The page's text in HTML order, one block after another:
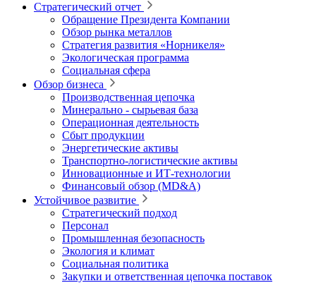
Стратегический отчет
Обращение Президента Компании
Обзор рынка металлов
Стратегия развития «Норникеля»
Экологическая программа
Социальная сфера
Обзор бизнеса
Производственная цепочка
Минерально ‑ сырьевая база
Операционная деятельность
Сбыт продукции
Энергетические активы
Транспортно-логистические активы
Инновационные и ИТ‑технологии
Финансовый обзор (MD&A)
Устойчивое развитие
Стратегический подход
Персонал
Промышленная безопасность
Экология и климат
Социальная политика
Закупки и ответственная цепочка поставок